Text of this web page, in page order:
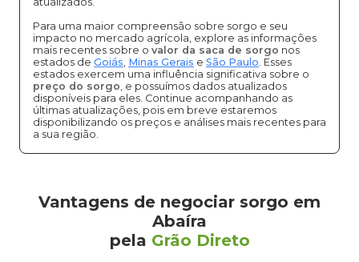
Para uma maior compreensão sobre sorgo e seu
impacto no mercado agrícola, explore as informações
mais recentes sobre o valor da saca de sorgo nos
estados de Goiás, Minas Gerais e São Paulo. Esses
estados exercem uma influência significativa sobre o
preço do sorgo, e possuímos dados atualizados
disponíveis para eles. Continue acompanhando as
últimas atualizações, pois em breve estaremos
disponibilizando os preços e análises mais recentes para
a sua região.
Vantagens de negociar sorgo em
Abaíra
pela Grão Direto